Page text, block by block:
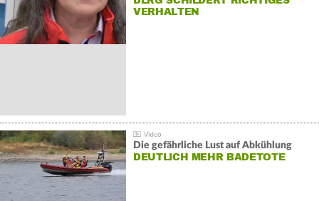
VERHALTEN
Die gefährliche Lust auf Abkühlung
DEUTLICH MEHR BADETOTE